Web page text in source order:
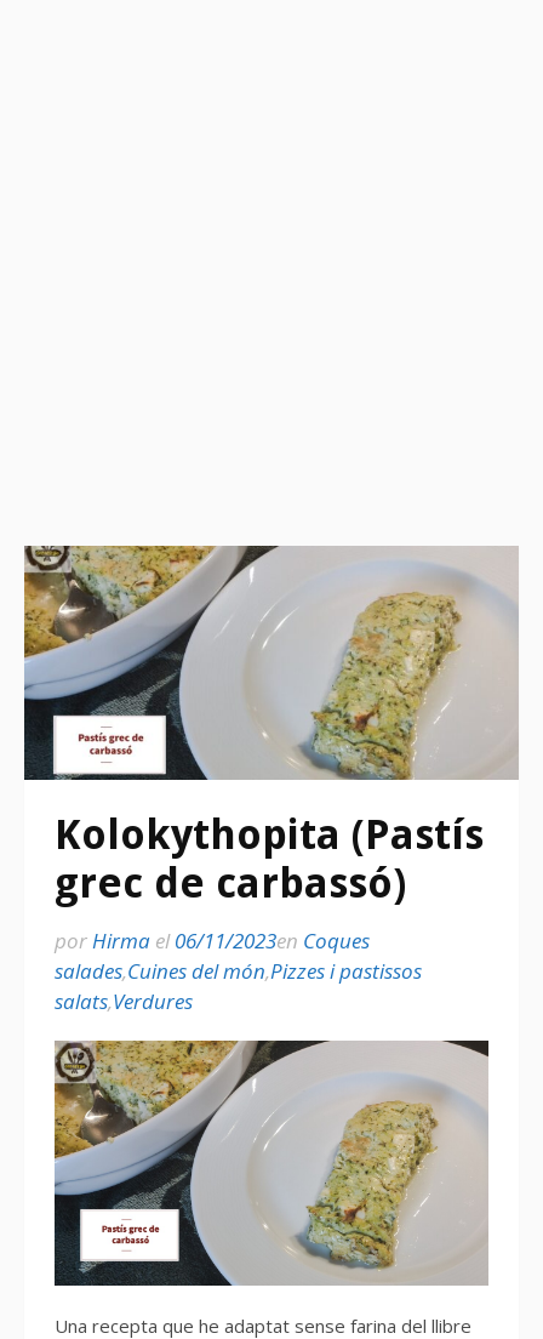
Kolokythopita (Pastís
grec de carbassó)
porHirma el06/11/2023en Coques
salades,Cuines del món,Pizzes i pastissos
salats,Verdures
Una recepta que he adaptat sense farina del llibre